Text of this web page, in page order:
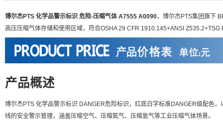
博尔杰PTS 化学品警示标识 危险-压缩气体 A7555 A0090，博尔杰PTS集团旗下
高压压缩气体存储和使用区域，符合OSHA 29 CFR 1910.145+ANSI
产品概述
博尔杰PTS 化学品警示标识 DANGER危险标识，红底白字标准DANGER级配色
线的安全警示管理，涵盖压缩空气、压缩氮气、压缩氩气等工业压缩气体场景。